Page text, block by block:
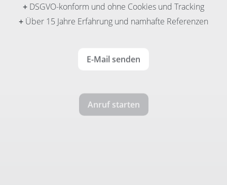
DSGVO-konform und ohne Cookies und Tracking
Über 15 Jahre Erfahrung und namhafte Referenzen
E-Mail senden
Anruf starten